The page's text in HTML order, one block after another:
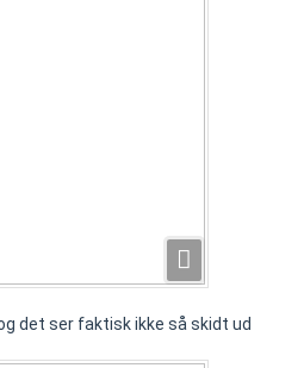
det ser faktisk ikke så skidt ud